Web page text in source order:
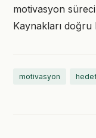
motivasyon
Kaynakları doğru
motivasyon hedef